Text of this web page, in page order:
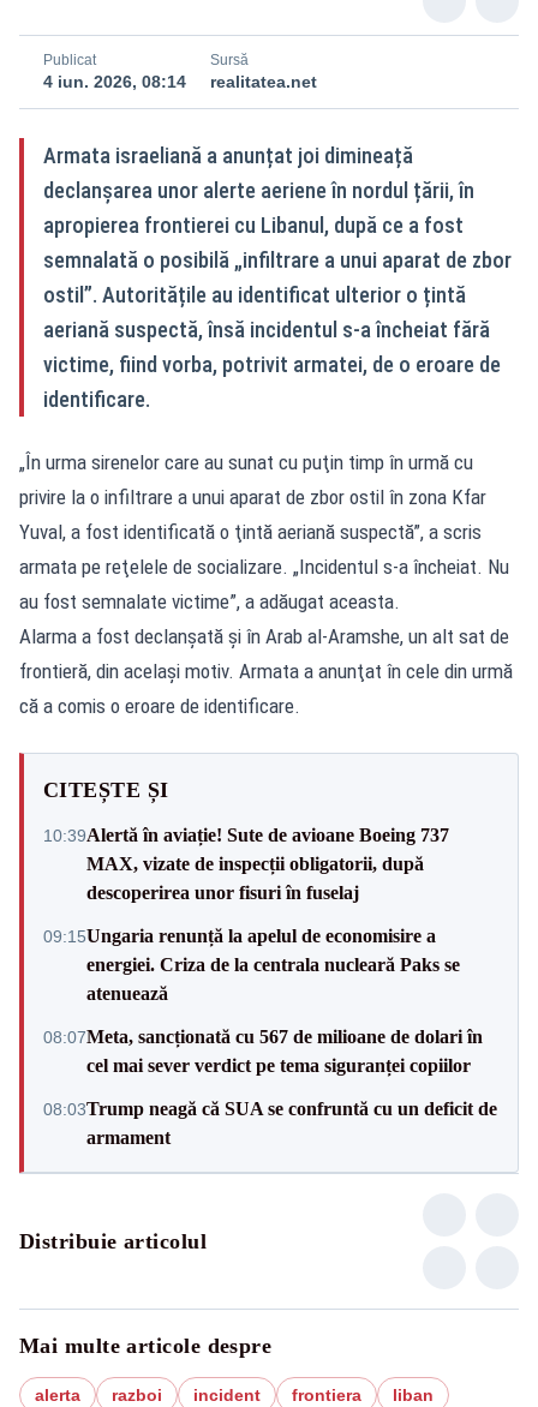
Publicat
4 iun. 2026, 08:14
Sursă
realitatea.net
Armata israeliană a anunțat joi dimineață
declanșarea unor alerte aeriene în nordul țării, în
apropierea frontierei cu Libanul, după ce a fost
semnalată o posibilă „infiltrare a unui aparat de zbor
ostil”. Autoritățile au identificat ulterior o țintă
aeriană suspectă, însă incidentul s-a încheiat fără
victime, fiind vorba, potrivit armatei, de o eroare de
identificare.
„În urma sirenelor care au sunat cu puţin timp în urmă cu
privire la o infiltrare a unui aparat de zbor ostil în zona Kfar
Yuval, a fost identificată o ţintă aeriană suspectă”, a scris
armata pe reţelele de socializare. „Incidentul s-a încheiat. Nu
au fost semnalate victime”, a adăugat aceasta.
Alarma a fost declanşată şi în Arab al-Aramshe, un alt sat de
frontieră, din acelaşi motiv. Armata a anunţat în cele din urmă
că a comis o eroare de identificare.
CITEȘTE ȘI
10:39Alertă în aviație! Sute de avioane Boeing 737
MAX, vizate de inspecții obligatorii, după
descoperirea unor fisuri în fuselaj
09:15Ungaria renunță la apelul de economisire a
energiei. Criza de la centrala nucleară Paks se
atenuează
08:07Meta, sancționată cu 567 de milioane de dolari în
cel mai sever verdict pe tema siguranței copiilor
08:03Trump neagă că SUA se confruntă cu un deficit de
armament
Distribuie articolul
Mai multe articole despre
alerta razboi incident frontiera
liban